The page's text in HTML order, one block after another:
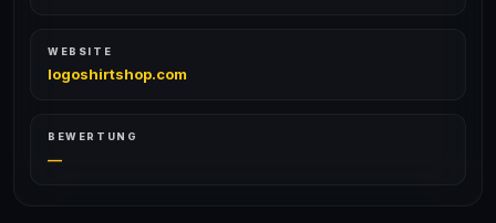
WEBSITE
logoshirtshop.com
BEWERTUNG
—